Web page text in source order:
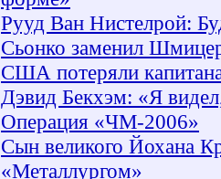
Рууд Ван Нистелрой:
Сьонко заменил
США потеряли
Дэвид Бекхэм: «Я
Операция «ЧМ-2006»
Сын великого Йохана
«Металлургом»